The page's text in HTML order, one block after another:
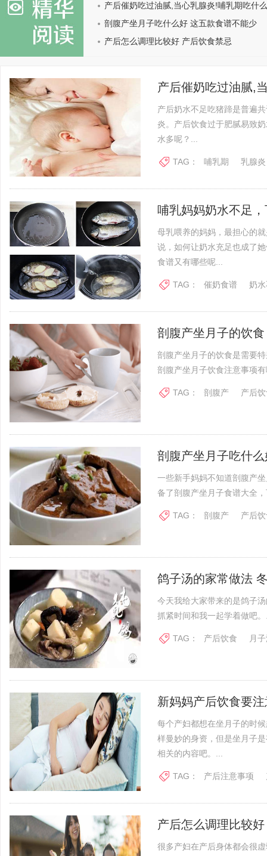
产后催奶吃过油腻,当心乳腺炎!哺乳期吃什
多
剖腹产坐月子吃什么好 这五款食谱不能少
产后怎么调理比较好 产后饮食禁忌
产后催奶吃过油腻,
产后奶水不足吃猪蹄是普遍
炎。产后饮食过于肥腻易致
水多呢？...
TAG： 哺乳期 乳腺炎
哺乳妈妈奶水不足
母乳喂养的妈妈，最担心的
说，如何让奶水充足也成了
食谱又有哪些呢...
TAG： 催奶食谱 奶
剖腹产坐月子的饮
剖腹产坐月子的饮食是需要
剖腹产坐月子饮食注意事项
TAG： 剖腹产 产后
剖腹产坐月子吃什
一些新手妈妈不知道剖腹产
备了剖腹产坐月子食谱大全
TAG： 剖腹产 产后
鸽子汤的家常做法
今天我给大家带来的是鸽子
抓紧时间和我一起学着做吧
TAG： 产后饮食 月
新妈妈产后饮食要
每个产妇都想在坐月子的时
样曼妙的身资，但是坐月子
相关的内容吧。...
TAG： 产后注意事项
产后怎么调理比较
很多产妇在产后身体都会很